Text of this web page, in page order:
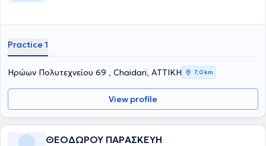
Practice 1
Ηρώων Πολυτεχνείου 69 , Chaidari, ΑΤΤΙΚΗ 7,0 km
View profile
ΘΕΟΔΩΡΟΥ ΠΑΡΑΣΚΕΥΗ